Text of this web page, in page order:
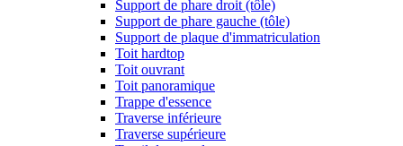
Support de phare droit (tôle)
Support de phare gauche (tôle)
Support de plaque d'immatriculation
Toit hardtop
Toit ouvrant
Toit panoramique
Trappe d'essence
Traverse inférieure
Traverse supérieure